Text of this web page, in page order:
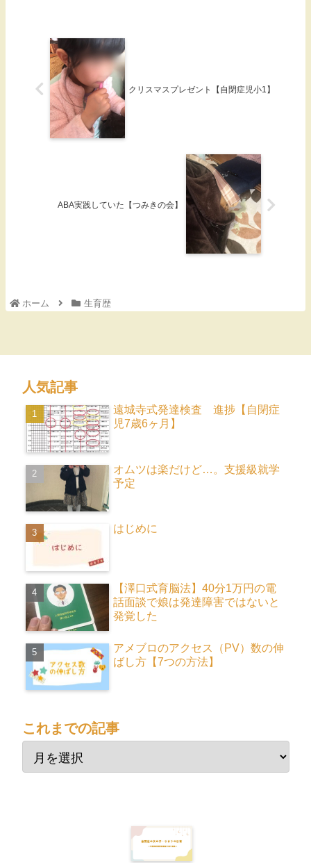
クリスマスプレゼント【自閉症児小1】
ABA実践していた【つみきの会】
ホーム 生育歴
人気記事
遠城寺式発達検査 進捗【自閉症
児7歳6ヶ月】
オムツは楽だけど…。支援級就学
予定
はじめに
【澤口式育脳法】40分1万円の電
話面談で娘は発達障害ではないと
発覚した
アメブロのアクセス（PV）数の伸
ばし方【7つの方法】
これまでの記事